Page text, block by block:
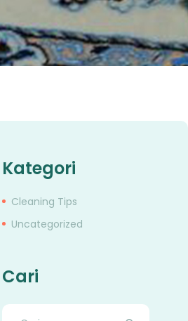
Kategori
Cleaning Tips
Uncategorized
Cari
Cari